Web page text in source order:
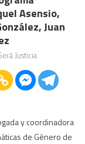
Asensio,
Juan
Justicia
y coordinadora
de Género de